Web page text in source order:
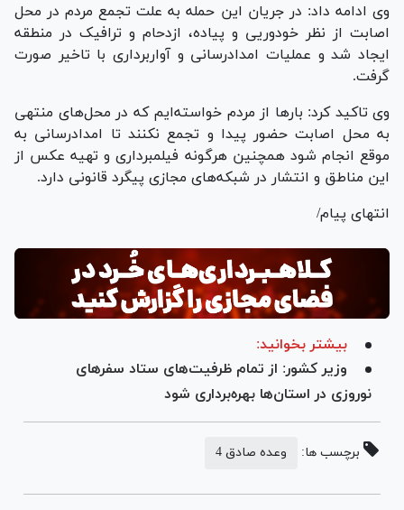
وی ادامه داد: در جریان این حمله به علت تجمع مردم در محل
اصابت از نظر خودوریی و پیاده، ازدحام و ترافیک در منطقه
ایجاد شد و عملیات امدادرسانی و آواربرداری با تاخیر صورت
گرفت.
وی تاکید کرد: بار‌ها از مردم خواسته‌ایم که در محل‌های منتهی
به محل اصابت حضور پیدا و تجمع نکنند تا امدادرسانی به
موقع انجام شود همچنین هرگونه فیلمبرداری و تهیه عکس از
این مناطق و انتشار در شبکه‌های مجازی پیگرد قانونی دارد.
انتهای پیام/
بیشتر بخوانید:
وزیر کشور: از تمام ظرفیت‌های ستاد سفر‌های
نوروزی در استان‌ها بهره‌برداری شود
برچسب ها: وعده صادق 4